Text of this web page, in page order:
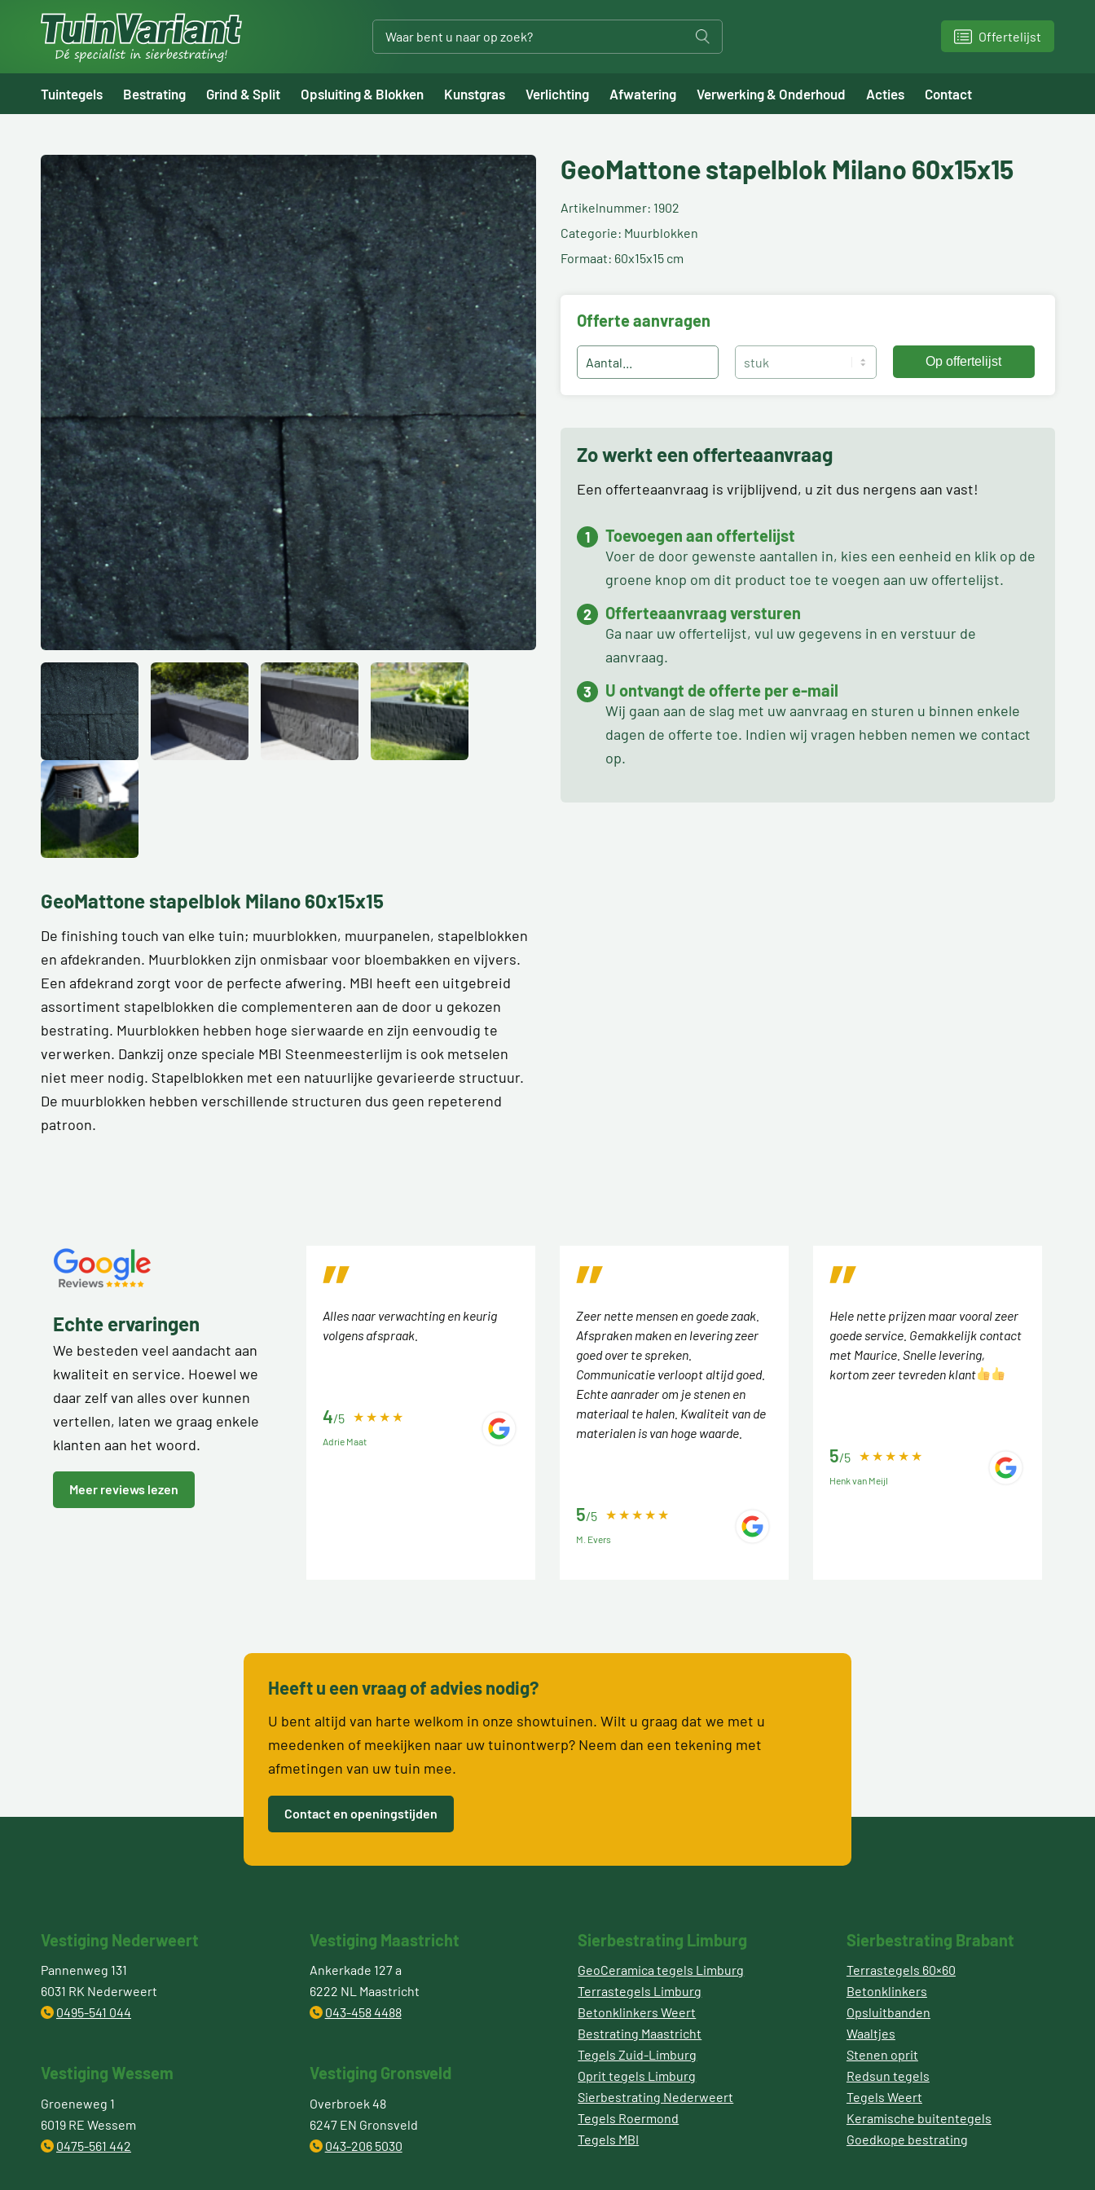
Offertelijst
Tuintegels Bestrating Grind & Split Opsluiting & Blokken Kunstgras Verlichting Afwatering Verwerking & Onderhoud Acties Contact
GeoMattone stapelblok Milano 60x15x15
De finishing touch van elke tuin; muurblokken, muurpanelen, stapelblokken
en afdekranden. Muurblokken zijn onmisbaar voor bloembakken en vijvers.
Een afdekrand zorgt voor de perfecte afwering. MBI heeft een uitgebreid
assortiment stapelblokken die complementeren aan de door u gekozen
bestrating. Muurblokken hebben hoge sierwaarde en zijn eenvoudig te
verwerken. Dankzij onze speciale MBI Steenmeesterlijm is ook metselen
niet meer nodig. Stapelblokken met een natuurlijke gevarieerde structuur.
De muurblokken hebben verschillende structuren dus geen repeterend
patroon.
GeoMattone stapelblok Milano 60x15x15
Artikelnummer: 1902
Categorie: Muurblokken
Formaat: 60x15x15 cm
Offerte aanvragen
Zo werkt een offerteaanvraag
Een offerteaanvraag is vrijblijvend, u zit dus nergens aan vast!
Toevoegen aan offertelijst
Voer de door gewenste aantallen in, kies een eenheid en klik op de
groene knop om dit product toe te voegen aan uw offertelijst.
Offerteaanvraag versturen
Ga naar uw offertelijst, vul uw gegevens in en verstuur de
aanvraag.
U ontvangt de offerte per e-mail
Wij gaan aan de slag met uw aanvraag en sturen u binnen enkele
dagen de offerte toe. Indien wij vragen hebben nemen we contact
op.
Echte ervaringen
We besteden veel aandacht aan
kwaliteit en service. Hoewel we
daar zelf van alles over kunnen
vertellen, laten we graag enkele
klanten aan het woord.
Meer reviews lezen
Alles naar verwachting en keurig
volgens afspraak.
4/5
Adrie Maat
Zeer nette mensen en goede zaak.
Afspraken maken en levering zeer
goed over te spreken.
Communicatie verloopt altijd goed.
Echte aanrader om je stenen en
materiaal te halen. Kwaliteit van de
materialen is van hoge waarde.
5/5
M. Evers
Hele nette prijzen maar vooral zeer
goede service. Gemakkelijk contact
met Maurice. Snelle levering,
kortom zeer tevreden klant
5/5
Henk van Meijl
Heeft u een vraag of advies nodig?
U bent altijd van harte welkom in onze showtuinen. Wilt u graag dat we met u
meedenken of meekijken naar uw tuinontwerp? Neem dan een tekening met
afmetingen van uw tuin mee.
Contact en openingstijden
Vestiging Nederweert
Pannenweg 131
6031 RK Nederweert
0495-541 044
Vestiging Wessem
Groeneweg 1
6019 RE Wessem
0475-561 442
Vestiging Maastricht
Ankerkade 127 a
6222 NL Maastricht
043-458 4488
Vestiging Gronsveld
Overbroek 48
6247 EN Gronsveld
043-206 5030
Sierbestrating Limburg
GeoCeramica tegels Limburg
Terrastegels Limburg
Betonklinkers Weert
Bestrating Maastricht
Tegels Zuid-Limburg
Oprit tegels Limburg
Sierbestrating Nederweert
Tegels Roermond
Tegels MBI
Sierbestrating Brabant
Terrastegels 60×60
Betonklinkers
Opsluitbanden
Waaltjes
Stenen oprit
Redsun tegels
Tegels Weert
Keramische buitentegels
Goedkope bestrating